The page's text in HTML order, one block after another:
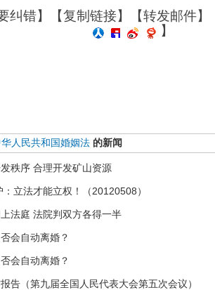
纠错】【复制链接】【转发邮件】
】
人民共和国婚姻法 的新闻
秩序 合理开发矿山资源
立法才能立权！（20120508）
法庭 法院判双方各得一半
会自动离婚？
会自动离婚？
告（第九届全国人民代表大会第五次会议）